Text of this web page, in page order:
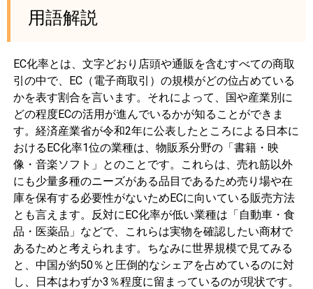
用語解説
EC化率とは、文字どおり店頭や通販を含むすべての商取
引の中で、EC（電子商取引）の規模がどの位占めている
かを表す割合を言います。それによって、国や産業別に
どの程度ECの活用が進んでいるかが知ることができま
す。経済産業省が令和2年に公表したところによる日本に
おけるEC化率1位の業種は、物販系分野の「書籍・映
像・音楽ソフト」とのことです。これらは、売れ筋以外
にも少量多種のニーズがある品目であるため売り場や在
庫を保有する必要性がないためECに向いている販売方法
とも言えます。反対にEC化率が低い業種は「自動車・食
品・医薬品」などで、これらは実物を確認したい商材で
あるためと考えられます。ちなみに世界規模で見てみる
と、中国が約50％と圧倒的なシェアを占めているのに対
し、日本はわずか3％程度に留まっているのが現状です。